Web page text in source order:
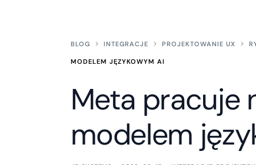
BLOG INTEGRACJE PROJEKTOWANIE UX
MODELEM JĘZYKOWYM AI
Meta pracuje
modelem